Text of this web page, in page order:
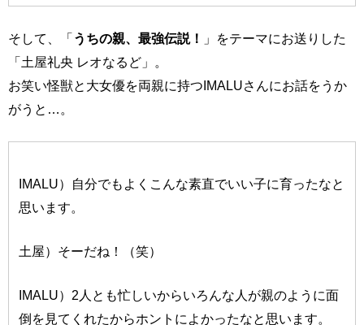
そして、「うちの親、最強伝説！
」をテーマにお送りした
「土屋礼央 レオなるど」。
お笑い怪獣と大女優を両親に持つIMALUさんにお話をうか
がうと…。
IMALU）自分でもよくこんな素直でいい子に育ったなと
思います。
土屋）そーだね！（笑）
IMALU）2人とも忙しいからいろんな人が親のように面
倒を見てくれたからホントによかったなと思います。